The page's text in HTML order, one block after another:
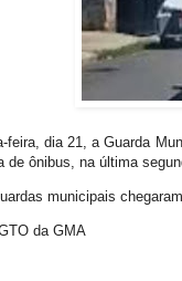
feira, dia 21, a Guarda
de ônibus, na última
municipais
da GMA